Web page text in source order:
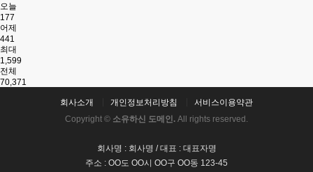
오늘
177
어제
441
최대
1,599
전체
70,371
회사소개 개인정보처리방침
서비스이용약관
Copyright © 소유하신 도메인. All rights reserved.
회사명 : 회사명 / 대표 : 대표자명
주소 : OO도 OO시 OO구 OO동 123-45